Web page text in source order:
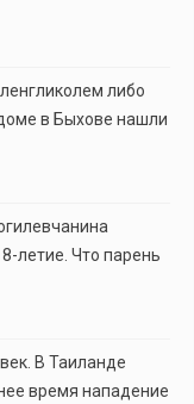
либо
в Быхове нашли
летие. Что парень
В Таиланде
время нападение